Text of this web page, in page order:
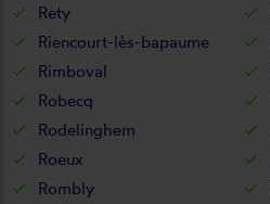
Rety
Riencourt-lès-bapaume
Rimboval
Robecq
Rodelinghem
Roeux
Rombly